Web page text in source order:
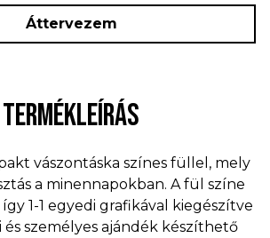
Áttervezem
TERMÉKLEÍRÁS
vászontáska színes füllel, mely
a minennapokban. A fül színe
1-1 egyedi grafikával kiegészítve
és személyes ajándék készíthető